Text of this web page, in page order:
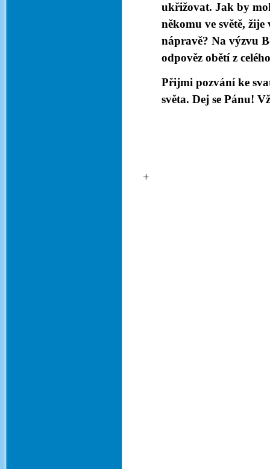
ukřižovat. Jak by
někomu ve světě,
nápravě? Na výzvu
odpověz obětí z
Přijmi pozvání ke
světa. Dej se Pánu!